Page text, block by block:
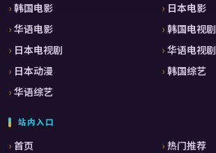
韩国电影
日本电影
华语电影
韩国电视剧
日本电视剧
华语电视剧
日本动漫
韩国综艺
华语综艺
站内入口
首页 热门推荐